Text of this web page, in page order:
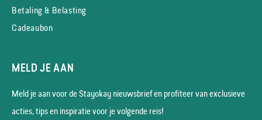
Betaling & Belasting
Cadeaubon
MELD JE AAN
Meld je aan voor de Stayokay nieuws­brief en profiteer van exclusieve
acties, tips en inspiratie voor je volgende reis!